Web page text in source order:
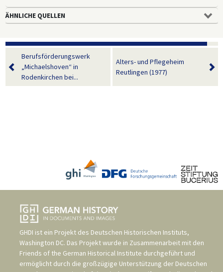
ÄHNLICHE QUELLEN
Berufsförderungswerk
„Michaelshoven“ in
Rodenkirchen bei...
Alters- und Pflegeheim
Reutlingen (1977)
GHDI ist ein Projekt des Deutschen Historischen Instituts,
Washington DC. Das Projekt wurde in Zusammenarbeit mit den
Friends of the German Historical Institute durchgeführt und
ermöglicht durch die großzügige Unterstützung der Deutschen